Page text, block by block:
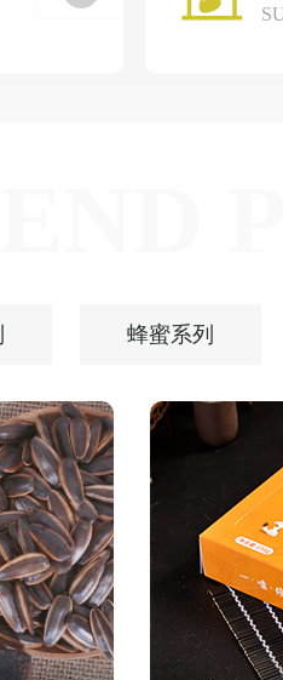
END
蜂蜜系列